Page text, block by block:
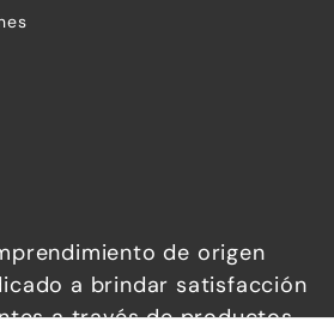
de origen
a brindar satisfacción
a través de productos
Estas
cookies no